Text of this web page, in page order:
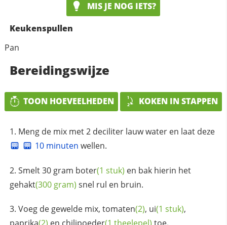
MIS JE NOG IETS?
Keukenspullen
Pan
Bereidingswijze
TOON HOEVEELHEDEN KOKEN IN STAPPEN
Meng de mix met 2 deciliter lauw water en laat deze
10 minuten wellen.
Smelt 30 gram boter(1 stuk) en bak hierin het
gehakt(300 gram) snel rul en bruin.
Voeg de gewelde mix, tomaten(2), ui(1 stuk),